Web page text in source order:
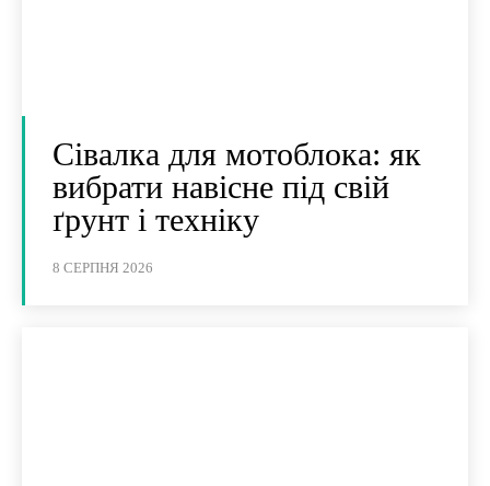
Сівалка для мотоблока: як
вибрати навісне під свій
ґрунт і техніку
8 СЕРПНЯ 2026